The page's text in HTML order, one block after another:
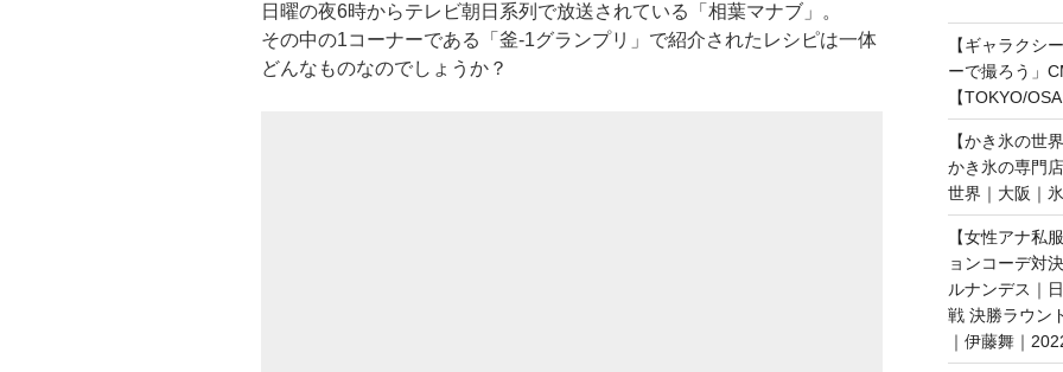
日曜の夜6時からテレビ朝日系列で放送されている「相葉マナブ」。
その中の1コーナーである「釜-1グランプリ」で紹介されたレシピは一体
どんなものなのでしょうか？
【ギャラクシ
ーで撮ろう」
【TOKYO/
【かき氷の世
かき氷の専門
世界｜大阪｜
【女性アナ私
ョンコーデ対
ルナンデス｜
戦 決勝ラウン
｜伊藤舞｜